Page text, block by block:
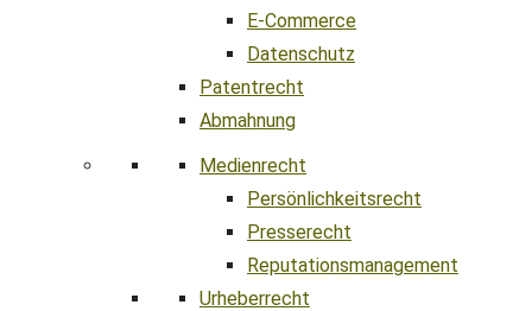
E-Commerce
Datenschutz
Patentrecht
Abmahnung
Medienrecht
Persönlichkeitsrecht
Presserecht
Reputationsmanagement
Urheberrecht